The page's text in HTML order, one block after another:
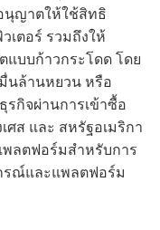
นุญาตให้ใช้สิทธิ
เตอร์ รวมถึงให้
แบบก้าวกระโดด โดย
นล้านหยวน หรือ
กิจผ่านการเข้าซื้อ
ศส และ สหรัฐอเมริกา
พลตฟอร์มสำหรับการ
รณ์และแพลตฟอร์ม